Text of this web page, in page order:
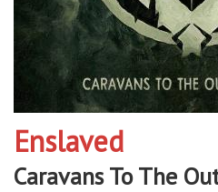
Enslaved
Caravans To The